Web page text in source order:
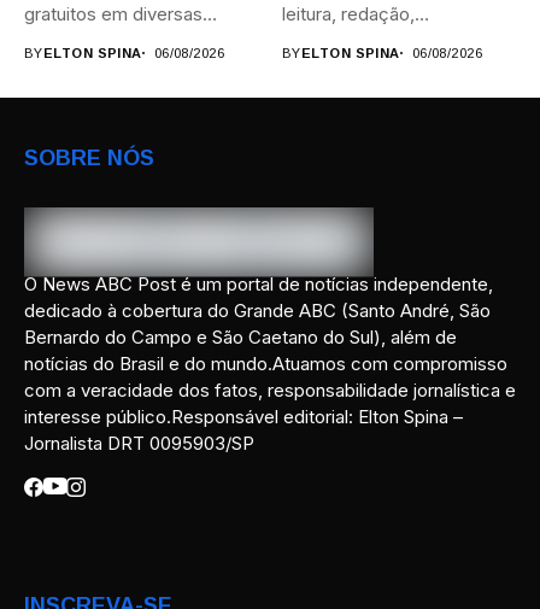
gratuitos em diversas
BYELTON SPINA 06/08/2026
leitura, redação,
BYELTON SPINA 06/08/2026
SOBRE NÓS
O News ABC Post é um portal de notícias independente,
dedicado à cobertura do Grande ABC (Santo André, São
Bernardo do Campo e São Caetano do Sul), além de
notícias do Brasil e do mundo.Atuamos com compromisso
com a veracidade dos fatos, responsabilidade jornalística e
interesse público.Responsável editorial: Elton Spina –
Jornalista DRT 0095903/SP